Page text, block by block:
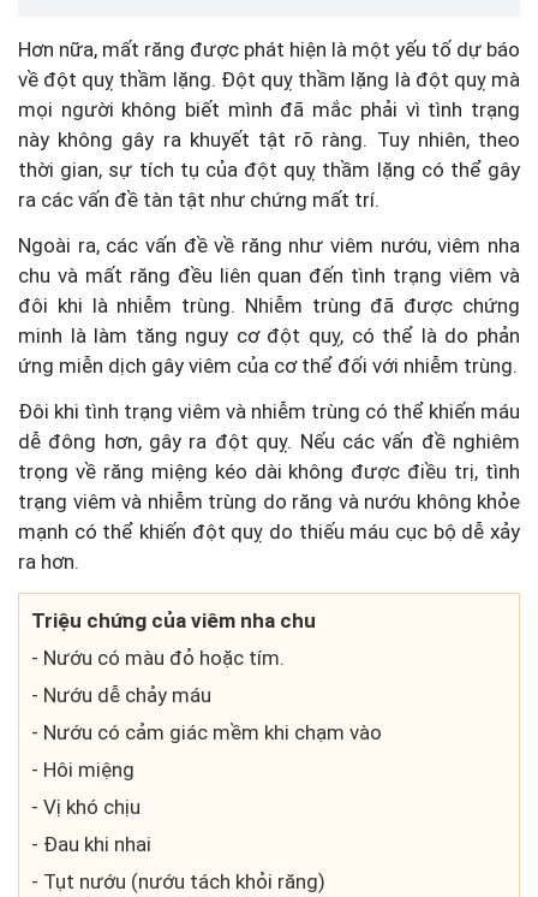
Hơn nữa, mất răng được phát hiện là một yếu tố dự báo
về đột quỵ thầm lặng. Đột quỵ thầm lặng là đột quỵ mà
mọi người không biết mình đã mắc phải vì tình trạng
này không gây ra khuyết tật rõ ràng. Tuy nhiên, theo
thời gian, sự tích tụ của đột quỵ thầm lặng có thể gây
ra các vấn đề tàn tật như chứng mất trí.
Ngoài ra, các vấn đề về răng như viêm nướu, viêm nha
chu và mất răng đều liên quan đến tình trạng viêm và
đôi khi là nhiễm trùng. Nhiễm trùng đã được chứng
minh là làm tăng nguy cơ đột quỵ, có thể là do phản
ứng miễn dịch gây viêm của cơ thể đối với nhiễm trùng.
Đôi khi tình trạng viêm và nhiễm trùng có thể khiến máu
dễ đông hơn, gây ra đột quỵ. Nếu các vấn đề nghiêm
trọng về răng miệng kéo dài không được điều trị, tình
trạng viêm và nhiễm trùng do răng và nướu không khỏe
mạnh có thể khiến đột quỵ do thiếu máu cục bộ dễ xảy
ra hơn.
Triệu chứng của viêm nha chu
- Nướu có màu đỏ hoặc tím.
- Nướu dễ chảy máu
- Nướu có cảm giác mềm khi chạm vào
- Hôi miệng
- Vị khó chịu
- Đau khi nhai
- Tụt nướu (nướu tách khỏi răng)